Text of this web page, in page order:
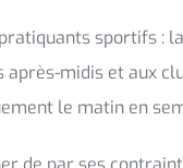
sportifs :
midis et aux
le matin en